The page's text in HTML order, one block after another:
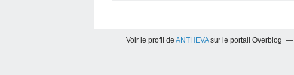
Voir le profil de ANTHEVAsur le portail Overblog